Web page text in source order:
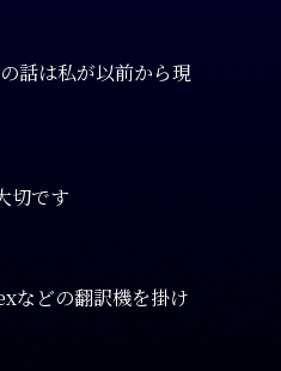
話は私が以前から現
切です
などの翻訳機を掛け